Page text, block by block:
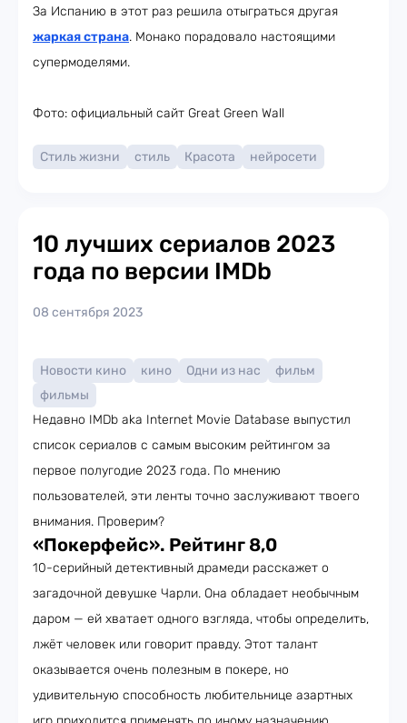
За Испанию в этот раз решила отыграться другая
жаркая страна. Монако порадовало настоящими
супермоделями.
Фото: официальный сайт Great Green Wall
Стиль жизни стиль Красота нейросети
10 лучших сериалов 2023
года по версии IMDb
08 сентября 2023
Новости кино кино Одни из нас
фильм
фильмы
Недавно IMDb aka Internet Movie Database выпустил
список сериалов с самым высоким рейтингом за
первое полугодие 2023 года. По мнению
пользователей, эти ленты точно заслуживают твоего
внимания. Проверим?
«Покерфейс». Рейтинг 8,0
10-серийный детективный драмеди расскажет о
загадочной девушке Чарли. Она обладает необычным
даром — ей хватает одного взгляда, чтобы определить,
лжёт человек или говорит правду. Этот талант
оказывается очень полезным в покере, но
удивительную способность любительнице азартных